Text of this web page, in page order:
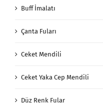
Buff İmalatı
Çanta Fuları
Ceket Mendili
Ceket Yaka Cep Mendili
Düz Renk Fular